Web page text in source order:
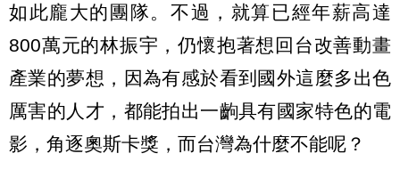
如此龐大的團隊。不過，就算已經年薪高達
800萬元的林振宇，仍懷抱著想回台改善動畫
產業的夢想，因為有感於看到國外這麼多出色
厲害的人才，都能拍出一齣具有國家特色的電
影，角逐奧斯卡獎，而台灣為什麼不能呢？